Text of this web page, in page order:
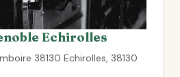
Echirolles
38130 Echirolles, 38130